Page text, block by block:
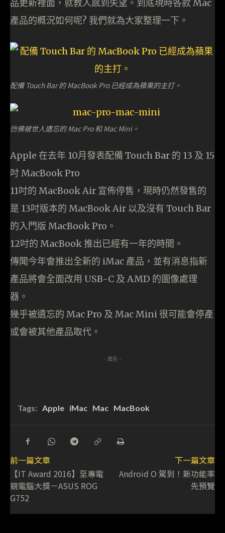
品更新裡面，就教人感到失望。到底現時各款 Mac
產品的概況如何呢? 我們就為大家整理一下。
配備 Touch Bar 的 MacBook Pro 已經成為蘋果的主打。
仿佛被世人遺忘的 Mac Pro 和 Mac Mini。
Apple 在去年 10月發表配備 Touch Bar 的 13 及 15
吋 MacBook Pro
11吋的 MacBook Air 宣佈停售，現時仍然發售的
是 13吋版本的 MacBook Air 以及沒有 Touch Bar
的入門版 MacBook Pro。
12吋的 MacBook 推出已經有一年的時間。
傳聞今年會推出全新的 iMac 產品，並有消息指新
產品將會全面改用 USB-C 及 AMD 的圖像處理
器。
幾乎被遺忘的 Mac Pro 及 Mac Mini 很可能會停產
或會被其他產品取代。
- 廣告 -
Tags: Apple iMac Mac MacBook
前一篇文章
【IT Award 2016】至專電
競電腦大獎－ASUS ROG
G752
下一篇文章
Android O 駕到！新功能率
先預覽